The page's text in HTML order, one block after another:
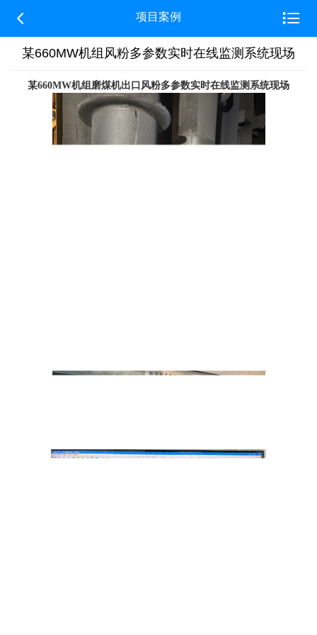
 项目案例 
某660MW机组风粉多参数实时在线监测系统现场
某660MW机组磨煤机出口风粉多参数实时在线监测系统现场